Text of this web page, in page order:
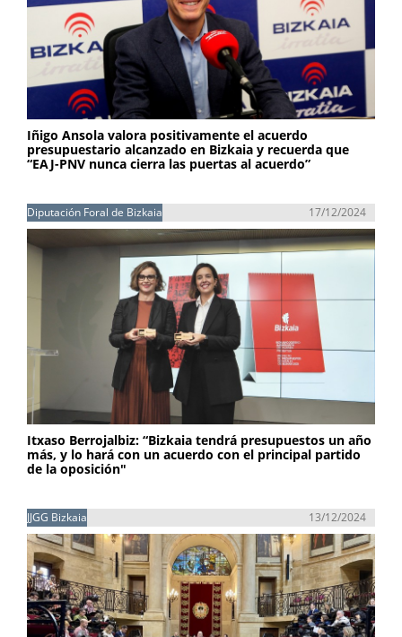
Iñigo Ansola valora positivamente el acuerdo
presupuestario alcanzado en Bizkaia y recuerda que
“EAJ-PNV nunca cierra las puertas al acuerdo”
Diputación Foral de Bizkaia 17/12/2024
Itxaso Berrojalbiz: “Bizkaia tendrá presupuestos un año
más, y lo hará con un acuerdo con el principal partido
de la oposición"
JJGG Bizkaia 13/12/2024